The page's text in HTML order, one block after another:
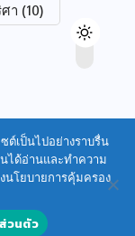
า (10)
ต์เป็นไปอย่างราบรื่น
ได้อ่านและทำความ
นโยบายการคุ้มครอง
วนตัว